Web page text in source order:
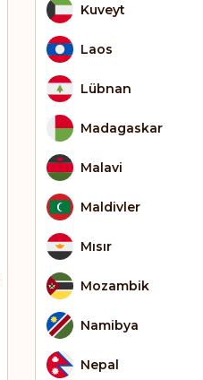
Kuveyt
Laos
Lübnan
Madagaskar
Malavi
Maldivler
Mısır
Mozambik
Namibya
Nepal